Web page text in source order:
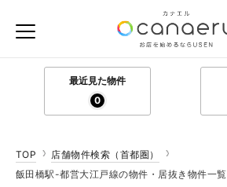
最近見た物件
0
TOP
店舗物件検索（首都圏）
飯田橋駅-都営大江戸線の物件・居抜き物件一覧